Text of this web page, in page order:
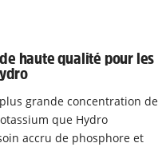
de haute qualité pour les
grande concentration de
que Hydro
accru de phosphore et